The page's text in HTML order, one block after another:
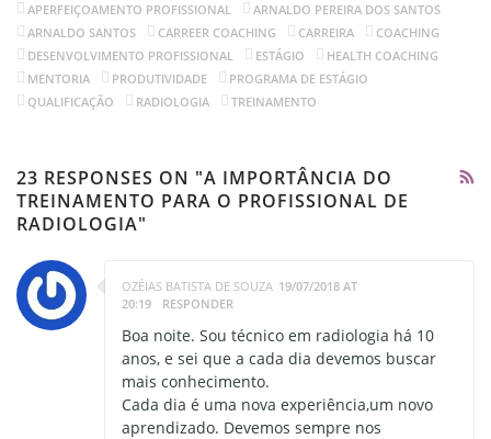
APERFEIÇOAMENTO PROFISSIONAL
ARNALDO PEREIRA DOS SANTOS
ARNALDO SANTOS
CARREER COACHING CARREIRA
COACHING
DESENVOLVIMENTO PROFISSIONAL
ESTÁGIO
HEALTH COACHING
MENTORIA
PRODUTIVIDADE
PROGRAMA DE ESTÁGIO
QUALIFICAÇÃO
RADIOLOGIA TREINAMENTO
23 RESPONSES ON "A IMPORTÂNCIA DO
TREINAMENTO PARA O PROFISSIONAL DE
RADIOLOGIA"
OZÉIAS BATISTA DE SOUZA 19/07/2018 AT
20:19
RESPONDER
Boa noite. Sou técnico em radiologia há 10
anos, e sei que a cada dia devemos buscar
mais conhecimento.
Cada dia é uma nova experiência,um novo
aprendizado. Devemos sempre nos